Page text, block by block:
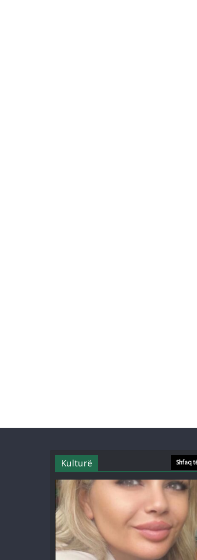
Kulturë Shfaq